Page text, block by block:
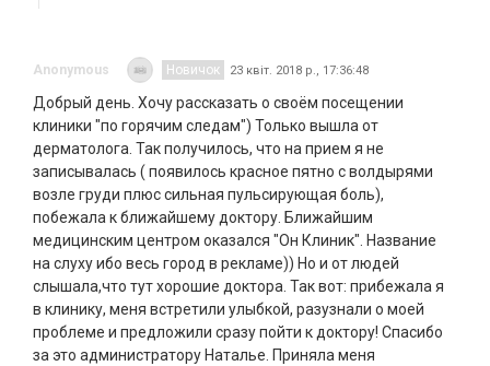
Anonymous Новичок 23 квіт. 2018 р., 17:36:48
Добрый день. Хочу рассказать о своём посещении
клиники "по горячим следам") Только вышла от
дерматолога. Так получилось, что на прием я не
записывалась ( появилось красное пятно с волдырями
возле груди плюс сильная пульсирующая боль),
побежала к ближайшему доктору. Ближайшим
медицинским центром оказался "Он Клиник". Название
на слуху ибо весь город в рекламе)) Но и от людей
слышала,что тут хорошие доктора. Так вот: прибежала я
в клинику, меня встретили улыбкой, разузнали о моей
проблеме и предложили сразу пойти к доктору! Спасибо
за это администратору Наталье. Приняла меня